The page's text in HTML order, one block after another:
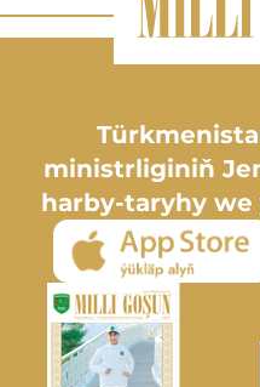
ministrliginiň
harby-taryhy